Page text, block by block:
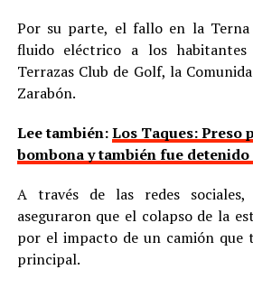
Por su parte, el fallo en la Terna
fluido eléctrico a los
Terrazas Club de Golf, la
Zarabón.
Lee también:Los Taques: Preso
bombona y también fue
A través de las redes sociales,
aseguraron que el colapso de la
por el impacto de un camión que
principal.